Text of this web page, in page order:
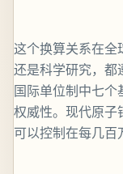
这个换算关系在全
还是科学研究，都
国际单位制中七个
权威性。现代原子
可以控制在每几百